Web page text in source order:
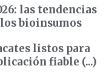
las tendencias
bioinsumos
listos para
fiable (...)